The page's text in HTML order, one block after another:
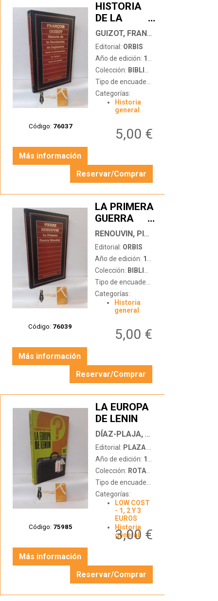
Código: 76037
HISTORIA
DE LA
REVOLUCIÓN
DE
INGLATERRA
DESDE EL
ADVENIMIENTO
DE CARLOS I
HASTA SU
MUERTE
…
GUIZOT, FRANÇOIS
Editorial: ORBIS
Año de edición: 1986
Colección: BIBLIOTECA DE HISTORIA
Tipo de encuadernación:
Categorías:
Historia
general
5,00 €
Más información
Reservar/Comprar
Código: 76039
LA PRIMERA
GUERRA
MUNDIAL
…
RENOUVIN, PIERRE
Editorial: ORBIS
Año de edición: 1985
Colección: BIBLIOTECA DE HISTORIA
Tipo de encuadernación:
Categorías:
Historia
general
5,00 €
Más información
Reservar/Comprar
Código: 75985
LA EUROPA
DE LENIN
DÍAZ-PLAJA, FERNANDO
Editorial: PLAZA & JANÉS
Año de edición: 1970
Colección: ROTATIVA
Tipo de encuadernación:
Categorías:
LOW COST
- 1, 2 Y 3
EUROS
Historia
general
3,00 €
Más información
Reservar/Comprar